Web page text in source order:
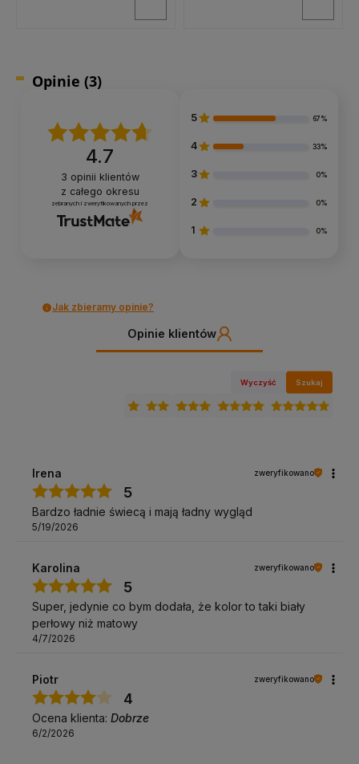
Opinie (3)
4.7
3 opinii klientów
z całego okresu
zebranych i zweryfikowanych przez
5 67%
4 33%
3 0%
2 0%
1 0%
Jak zbieramy opinie?
Opinie klientów
Wyczyść Szukaj
Irena zweryfikowano
5
Bardzo ładnie świecą i mają ładny wygląd
5/19/2026
Karolina zweryfikowano
5
Super, jedynie co bym dodała, że kolor to taki biały
perłowy niż matowy
4/7/2026
Piotr zweryfikowano
4
Ocena klienta: Dobrze
6/2/2026
Masterled
Masterled
Żarówka LED
Masterled